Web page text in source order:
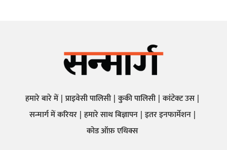
हमारे बारे में प्राइवेसी पालिसी कुकी पालिसी कांटेक्ट उस
सन्मार्ग में करियर हमारे साथ बिज्ञापन इतर इनफार्मेशन
कोड ऑफ़ एथिक्स